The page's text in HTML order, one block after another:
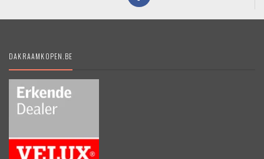
DAKRAAMKOPEN.BE